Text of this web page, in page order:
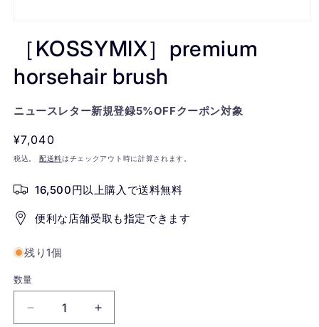
で
ィ
(1)
開
［KOSSYMIX］premium
horsehair brush
ニュースレター新規登録5%OFFクーポン対象
通
常
格
¥7,040
税込。 配送料はチェックアウト時に計算されます。
16,500円以上購入で送料無料
便利な店舗受取も指定できます
残り1個
数量
［KOSSYMIX］［KOSSYMIX］